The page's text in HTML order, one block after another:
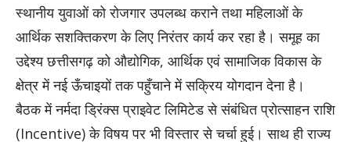
स्थानीय युवाओं को रोजगार उपलब्ध कराने तथा महिलाओं के
आर्थिक सशक्तिकरण के लिए निरंतर कार्य कर रहा है। समूह का
उद्देश्य छत्तीसगढ़ को औद्योगिक, आर्थिक एवं सामाजिक विकास के
क्षेत्र में नई ऊँचाइयों तक पहुँचाने में सक्रिय योगदान देना है।
बैठक में नर्मदा ड्रिंक्स प्राइवेट लिमिटेड से संबंधित प्रोत्साहन राशि
(Incentive) के विषय पर भी विस्तार से चर्चा हुई। साथ ही राज्य